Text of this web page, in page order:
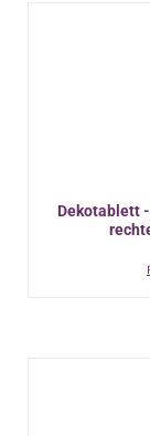
Dekotablett